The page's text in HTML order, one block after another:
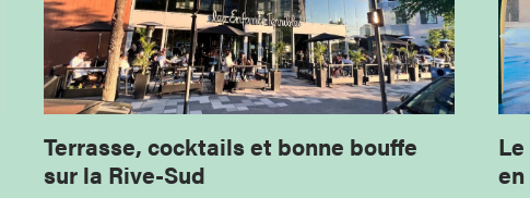
Terrasse, cocktails et bonne bouffe
sur la Rive-Sud